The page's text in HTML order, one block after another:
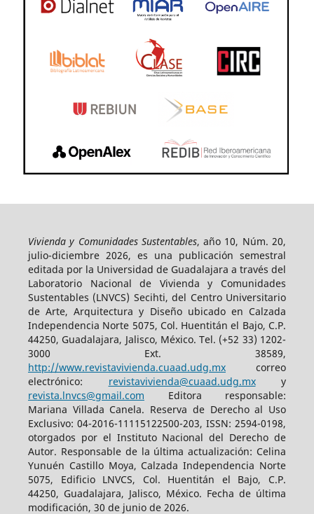
Vivienda y Comunidades Sustentables, año 10, Núm. 20,
julio-diciembre 2026, es una publicación semestral
editada por la Universidad de Guadalajara a través del
Laboratorio Nacional de Vivienda y Comunidades
Sustentables (LNVCS) Secihti, del Centro Universitario
de Arte, Arquitectura y Diseño ubicado en Calzada
Independencia Norte 5075, Col. Huentitán el Bajo, C.P.
44250, Guadalajara, Jalisco, México. Tel. (+52 33) 1202-
3000 Ext. 38589,
http://www.revistavivienda.cuaad.udg.mxcorreo
electrónico: revistavivienda@cuaad.udg.mxy
revista.lnvcs@gmail.com Editora responsable:
Mariana Villada Canela. Reserva de Derecho al Uso
Exclusivo: 04-2016-11115122500-203, ISSN: 2594-0198,
otorgados por el Instituto Nacional del Derecho de
Autor. Responsable de la última actualización: Celina
Yunuén Castillo Moya, Calzada Independencia Norte
5075, Edificio LNVCS, Col. Huentitán el Bajo, C.P.
44250, Guadalajara, Jalisco, México. Fecha de última
modificación, 30 de junio de 2026.